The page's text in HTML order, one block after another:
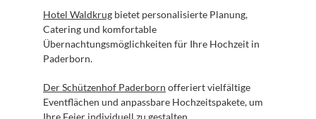
Hotel Waldkrug bietet personalisierte Planung,
Catering und komfortable
Übernachtungsmöglichkeiten für Ihre Hochzeit in
Paderborn.
Der Schützenhof Paderborn offeriert vielfältige
Eventflächen und anpassbare Hochzeitspakete, um
Ihre Feier individuell zu gestalten.